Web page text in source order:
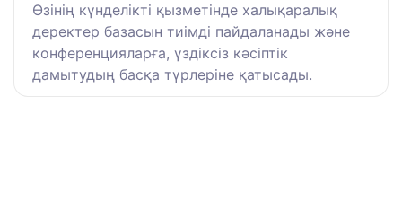
Өзінің күнделікті қызметінде халықаралық
деректер базасын тиімді пайдаланады және
конференцияларға, үздіксіз кәсіптік
дамытудың басқа түрлеріне қатысады.